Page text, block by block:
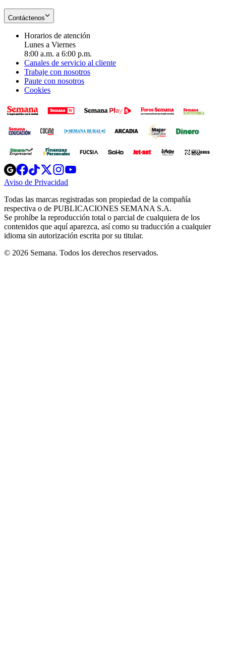
Contáctenos
Horarios de atención
Lunes a Viernes
8:00 a.m. a 6:00 p.m.
Canales de servicio al cliente
Trabaje con nosotros
Paute con nosotros
Cookies
Opens
in
new
Opens
in
new
Opens
in
new
window
Opens
new
windowwindow
Aviso de Privacidad
new
window
Todas las marcas registradas son propiedad de la compañía
respectiva o de PUBLICACIONES SEMANA S.A.
Se prohíbe la reproducción total o parcial de cualquiera de los
contenidos que aquí aparezca, así como su traducción a cualquier
idioma sin autorización escrita por su titular.
© 2026 Semana. Todos los derechos reservados.